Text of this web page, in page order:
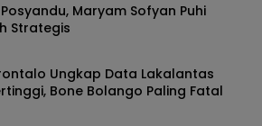
Maryam Sofyan Puhi
Strategis
Ungkap Data Lakalantas
Bone Bolango Paling Fatal